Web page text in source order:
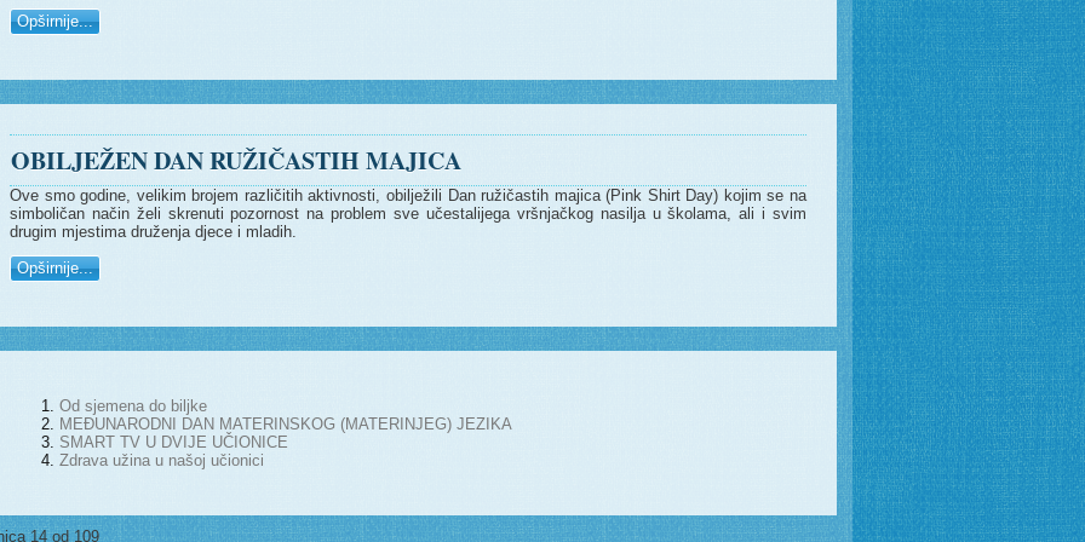
Opširnije...
OBILJEŽEN DAN RUŽIČASTIH MAJICA
Ove smo godine, velikim brojem različitih aktivnosti, obilježili Dan ružičastih majica (Pink Shirt Day) kojim se na
simboličan način želi skrenuti pozornost na problem sve učestalijega vršnjačkog nasilja u školama, ali i svim
drugim mjestima druženja djece i mladih.
Opširnije...
Od sjemena do biljke
MEĐUNARODNI DAN MATERINSKOG (MATERINJEG) JEZIKA
SMART TV U DVIJE UČIONICE
Zdrava užina u našoj učionici
14 od 109